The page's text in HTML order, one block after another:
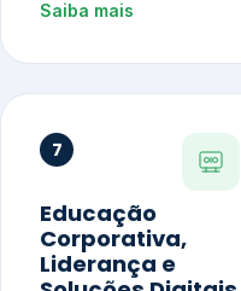
Saiba mais
7
Educação
Corporativa,
Liderança e